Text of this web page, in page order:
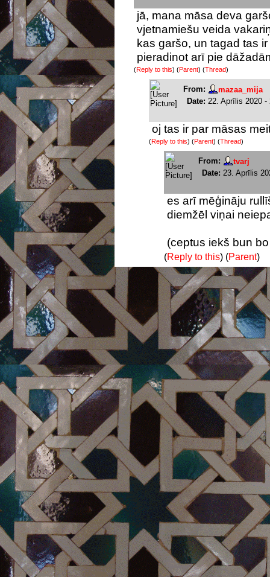
jā, mana māsa deva
vjetnamiešu veida
kas garšo, un tagad tas
pieradinot arī pie
(Reply to this) (Parent) (Thread)
From:
mazaa_mija
Date: 22. Aprīlis 2020 -
oj tas ir par māsas
(Reply to this) (Parent) (Thread)
From:
tvarj
Date: 23. Aprīlis
es arī mēģināju
diemžēl viņai
(ceptus iekš bun
(Reply to this) (Parent)